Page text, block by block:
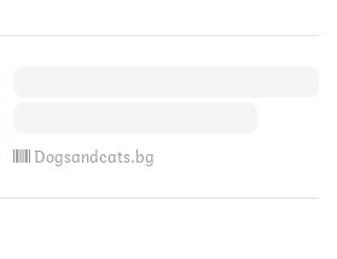
Dogsandcats.bg